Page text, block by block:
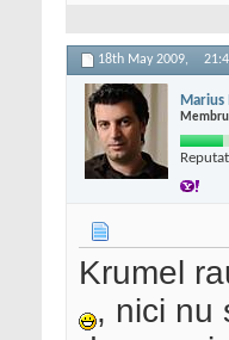
18th May 2009,
Marius
Krumel
, nici nu